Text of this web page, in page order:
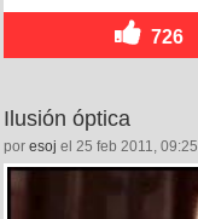
726
Ilusión óptica
por esoj el 25 feb 2011, 09:25